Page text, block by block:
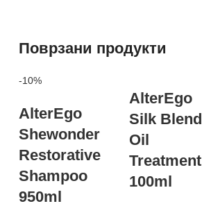
Поврзани продукти
-10%
AlterEgo
Shewonder
Restorative
Shampoo
950ml
AlterEgo
Silk Blend
Oil
Treatment
100ml